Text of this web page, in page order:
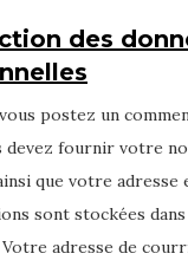
des
postez un
devez fournir votre
que votre adresse
sont stockées dans
Votre adresse de